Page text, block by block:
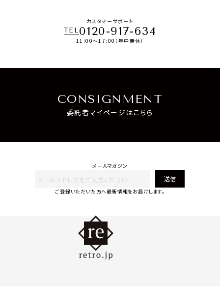
カスタマーサポート
TEL0120-917-634
11:00～17:00（年中無休）
CONSIGNMENT
委託者マイページはこちら
メールマガジン
送信
ご登録いただいた方へ最新情報をお届けします。